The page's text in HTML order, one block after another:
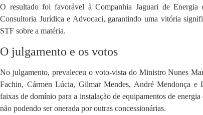
O resultado foi favorável à Companhia Jaguari de
Consultoria Jurídica e Advocaci, garantindo uma vitória
STF sobre a matéria.
O julgamento e os votos
No julgamento, prevaleceu o voto-vista do Ministro Nunes
Fachin, Cármen Lúcia, Gilmar Mendes, André Mendonça
faixas de domínio para a instalação de equipamentos de
não podendo ser onerada por outras concessionárias.